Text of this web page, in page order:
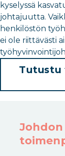
kyselyssä
johtajuutta.
henkilöstön
ei ole riittävästi
Tutustu